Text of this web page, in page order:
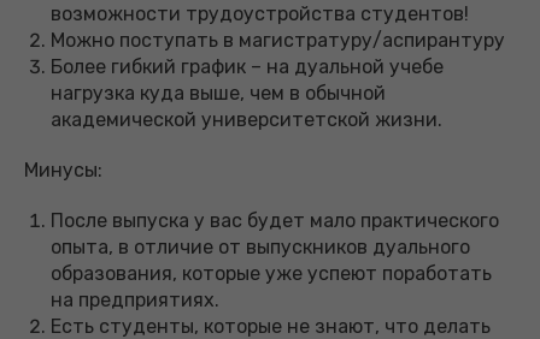
возможности трудоустройства студентов!
Можно поступать в магистратуру/аспирантуру
Более гибкий график – на дуальной учебе
нагрузка куда выше, чем в обычной
академической университетской жизни.
Минусы:
После выпуска у вас будет мало практического
опыта, в отличие от выпускников дуального
образования, которые уже успеют поработать
на предприятиях.
Есть студенты, которые не знают, что делать